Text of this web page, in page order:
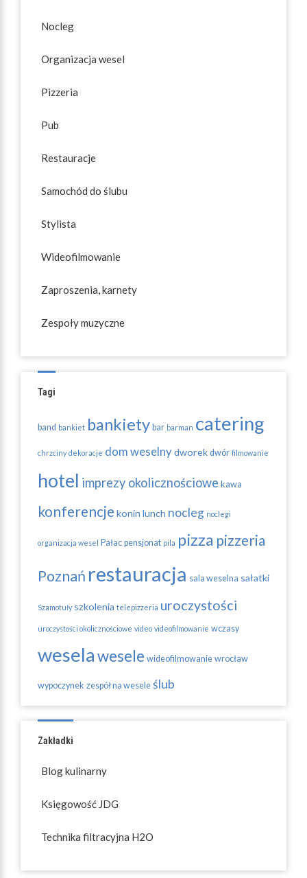
Nocleg
Organizacja wesel
Pizzeria
Pub
Restauracje
Samochód do ślubu
Stylista
Wideofilmowanie
Zaproszenia, karnety
Zespoły muzyczne
Tagi
band bankiet bankiety bar barman catering
chrzciny dekoracje dom weselnydworek dwór filmowanie
hotel imprezy okolicznościowe kawa
konferencje konin lunch nocleg noclegi
organizacja wesel Pałac pensjonat pila pizza pizzeria
Poznań restauracja sala weselna sałatki
Szamotuły szkolenia telepizzeria uroczystości
uroczystości okolicznościowe video videofilmowanie wczasy
weselawesele wideofilmowanie wrocław
wypoczynek zespół na wesele ślub
Zakładki
Blog kulinarny
Księgowość JDG
Technika filtracyjna H2O